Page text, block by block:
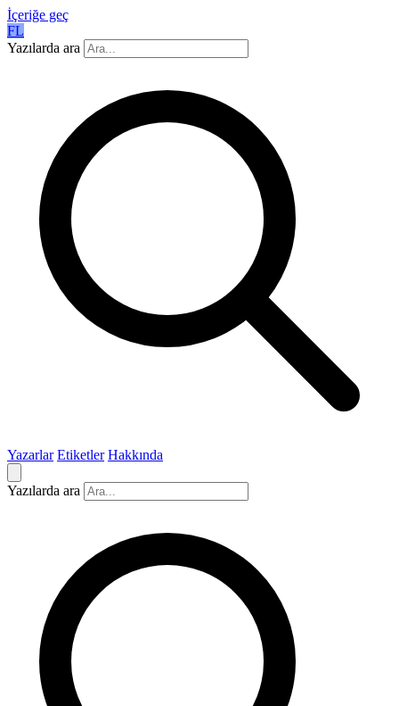
İçeriğe geç
FL
Yazılarda ara
Yazarlar Etiketler Hakkında
Yazılarda ara